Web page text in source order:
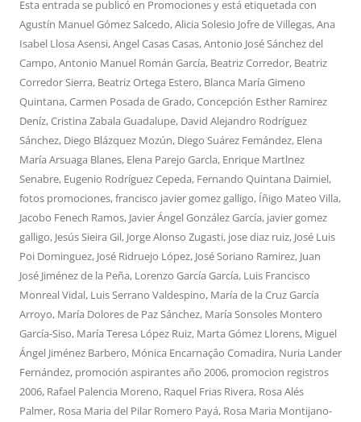
Esta entrada se publicó en Promocionesy está etiquetada con
Agustín Manuel Gómez Salcedo,Alicia Solesio Jofre de Villegas,Ana
Isabel Llosa Asensi,Angel Casas Casas,Antonio José Sánchez del
Campo,Antonio Manuel Román García, Beatriz Corredor, Beatriz
Corredor Sierra, Beatriz Ortega Estero, Blanca María Gimeno
Quintana,Carmen Posada de Grado,Concepción Esther Ramirez
Deníz,Cristina Zabala Guadalupe, David Alejandro Rodríguez
Sánchez, Diego Blázquez Mozún, Diego Suárez Femández, Elena
María Arsuaga Blanes, Elena Parejo Garcla, Enrique Martlnez
Senabre, Eugenio Rodríguez Cepeda, Fernando Quintana Daimiel,
fotos promociones,francisco javier gomez galligo, Íñigo Mateo Villa,
Jacobo Fenech Ramos, Javier Ángel González García, javier gomez
galligo, Jesús Sieira Gil, Jorge Alonso Zugasti, jose diaz ruiz, José Luis
Poi Dominguez, José Ridruejo López, José Soriano Ramirez, Juan
José Jiménez de la Peña, Lorenzo García García, Luis Francisco
Monreal Vidal, Luis Serrano Valdespino, María de la Cruz García
Arroyo, María Dolores de Paz Sánchez, María Sonsoles Montero
García-Siso, María Teresa López Ruiz, Marta Gómez Llorens, Miguel
Ángel Jiménez Barbero, Mónica Encarnaçâo Comadira, Nuria Lander
Fernández, promoción aspirantes año 2006, promocion registros
2006, Rafael Palencia Moreno, Raquel Frias Rivera, Rosa Alés
Palmer, Rosa Maria del Pilar Romero Payá, Rosa Maria Montijano-